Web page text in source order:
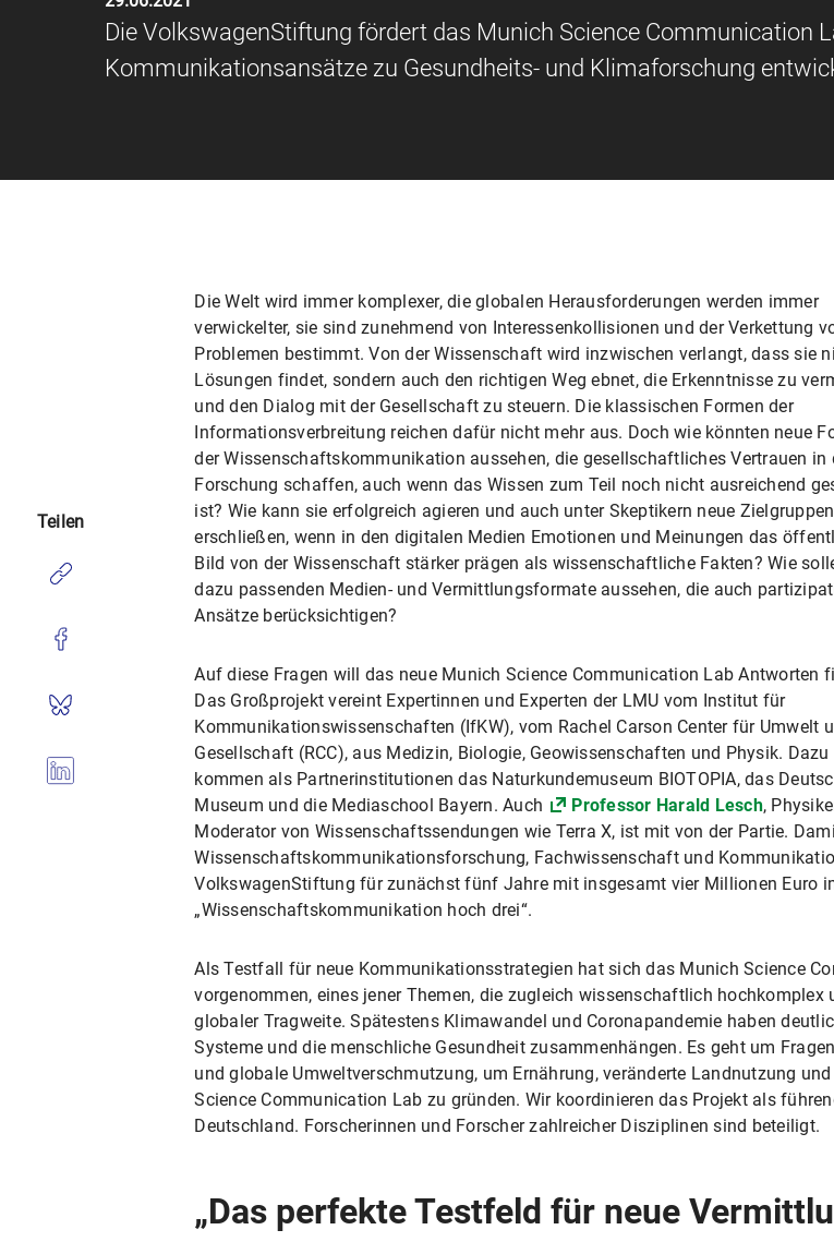
Die VolkswagenStiftung fördert das Munich Science Communication
Kommunikationsansätze zu Gesundheits- und Klimaforschung
Die Welt wird immer komplexer, die globalen Herausforderungen werden immer
verwickelter, sie sind zunehmend von Interessenkollisionen und der Verkettung
Problemen bestimmt. Von der Wissenschaft wird inzwischen verlangt, dass sie
Lösungen findet, sondern auch den richtigen Weg ebnet, die Erkenntnisse zu
und den Dialog mit der Gesellschaft zu steuern. Die klassischen Formen der
Informationsverbreitung reichen dafür nicht mehr aus. Doch wie könnten neue
der Wissenschaftskommunikation aussehen, die gesellschaftliches Vertrauen in
Forschung schaffen, auch wenn das Wissen zum Teil noch nicht ausreichend
ist? Wie kann sie erfolgreich agieren und auch unter Skeptikern neue Zielgruppen
erschließen, wenn in den digitalen Medien Emotionen und Meinungen das
Bild von der Wissenschaft stärker prägen als wissenschaftliche Fakten? Wie
dazu passenden Medien- und Vermittlungsformate aussehen, die auch
Ansätze berücksichtigen?
Auf diese Fragen will das neue Munich Science Communication Lab Antworten
Das Großprojekt vereint Expertinnen und Experten der LMU vom Institut für
Kommunikationswissenschaften (IfKW), vom Rachel Carson Center für Umwelt
Gesellschaft (RCC), aus Medizin, Biologie, Geowissenschaften und Physik. Dazu
kommen als Partnerinstitutionen das Naturkundemuseum BIOTOPIA, das
Museum und die Mediaschool Bayern. Auch
Professor Harald Lesch,
Moderator von Wissenschaftssendungen wie Terra X, ist mit von der Partie.
Wissenschaftskommunikationsforschung, Fachwissenschaft und
VolkswagenStiftung für zunächst fünf Jahre mit insgesamt vier Millionen Euro
„Wissenschaftskommunikation hoch drei“.
Als Testfall für neue Kommunikationsstrategien hat sich das Munich Science
vorgenommen, eines jener Themen, die zugleich wissenschaftlich
globaler Tragweite. Spätestens Klimawandel und Coronapandemie haben
Systeme und die menschliche Gesundheit zusammenhängen. Es geht um
und globale Umweltverschmutzung, um Ernährung, veränderte Landnutzung
Science Communication Lab zu gründen. Wir koordinieren das Projekt als
Deutschland. Forscherinnen und Forscher zahlreicher Disziplinen sind beteiligt.
„Das perfekte Testfeld für neue
Teilen